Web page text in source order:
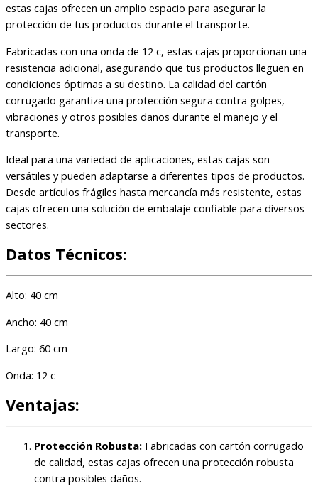
estas cajas ofrecen un amplio espacio para asegurar la
protección de tus productos durante el transporte.
Fabricadas con una onda de 12 c, estas cajas proporcionan una
resistencia adicional, asegurando que tus productos lleguen en
condiciones óptimas a su destino. La calidad del cartón
corrugado garantiza una protección segura contra golpes,
vibraciones y otros posibles daños durante el manejo y el
transporte.
Ideal para una variedad de aplicaciones, estas cajas son
versátiles y pueden adaptarse a diferentes tipos de productos.
Desde artículos frágiles hasta mercancía más resistente, estas
cajas ofrecen una solución de embalaje confiable para diversos
sectores.
Datos Técnicos:
Alto: 40 cm
Ancho: 40 cm
Largo: 60 cm
Onda: 12 c
Ventajas:
Protección Robusta: Fabricadas con cartón corrugado
de calidad, estas cajas ofrecen una protección robusta
contra posibles daños.